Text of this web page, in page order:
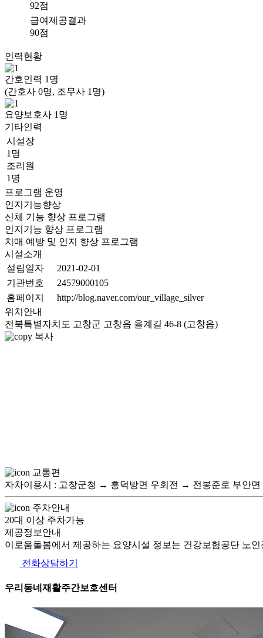
92점
급여제공결과
90점
인력현황
간호인력 1 명
(간호사 0명, 조무사 1명)
요양보호사 1 명
기타인력
시설장
1명
조리원
1명
프로그램 운영
인지기능향상
신체 기능 향상 프로그램
인지기능 향상 프로그램
치매 예방 및 인지 향상 프로그램
시설소개
설립일자
2021-02-01
기관번호
24579000105
홈페이지
http://blog.naver.com/our_village_silver
위치안내
전북특별자치도 고창군 고창읍 율계길 46-8 (고창읍)
복사
교통편
자차이용시 : 고창군청 → 흥덕방면 우회전 → 전봉준로 부안
주차안내
20대 이상 주차가능
제공정보안내
이로움돌봄에서 제공하는 요양시설 정보는 건강보험공단 노
전화상담하기
우리동네재활주간보호센터